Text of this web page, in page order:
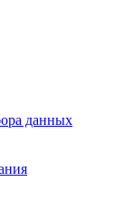
данных